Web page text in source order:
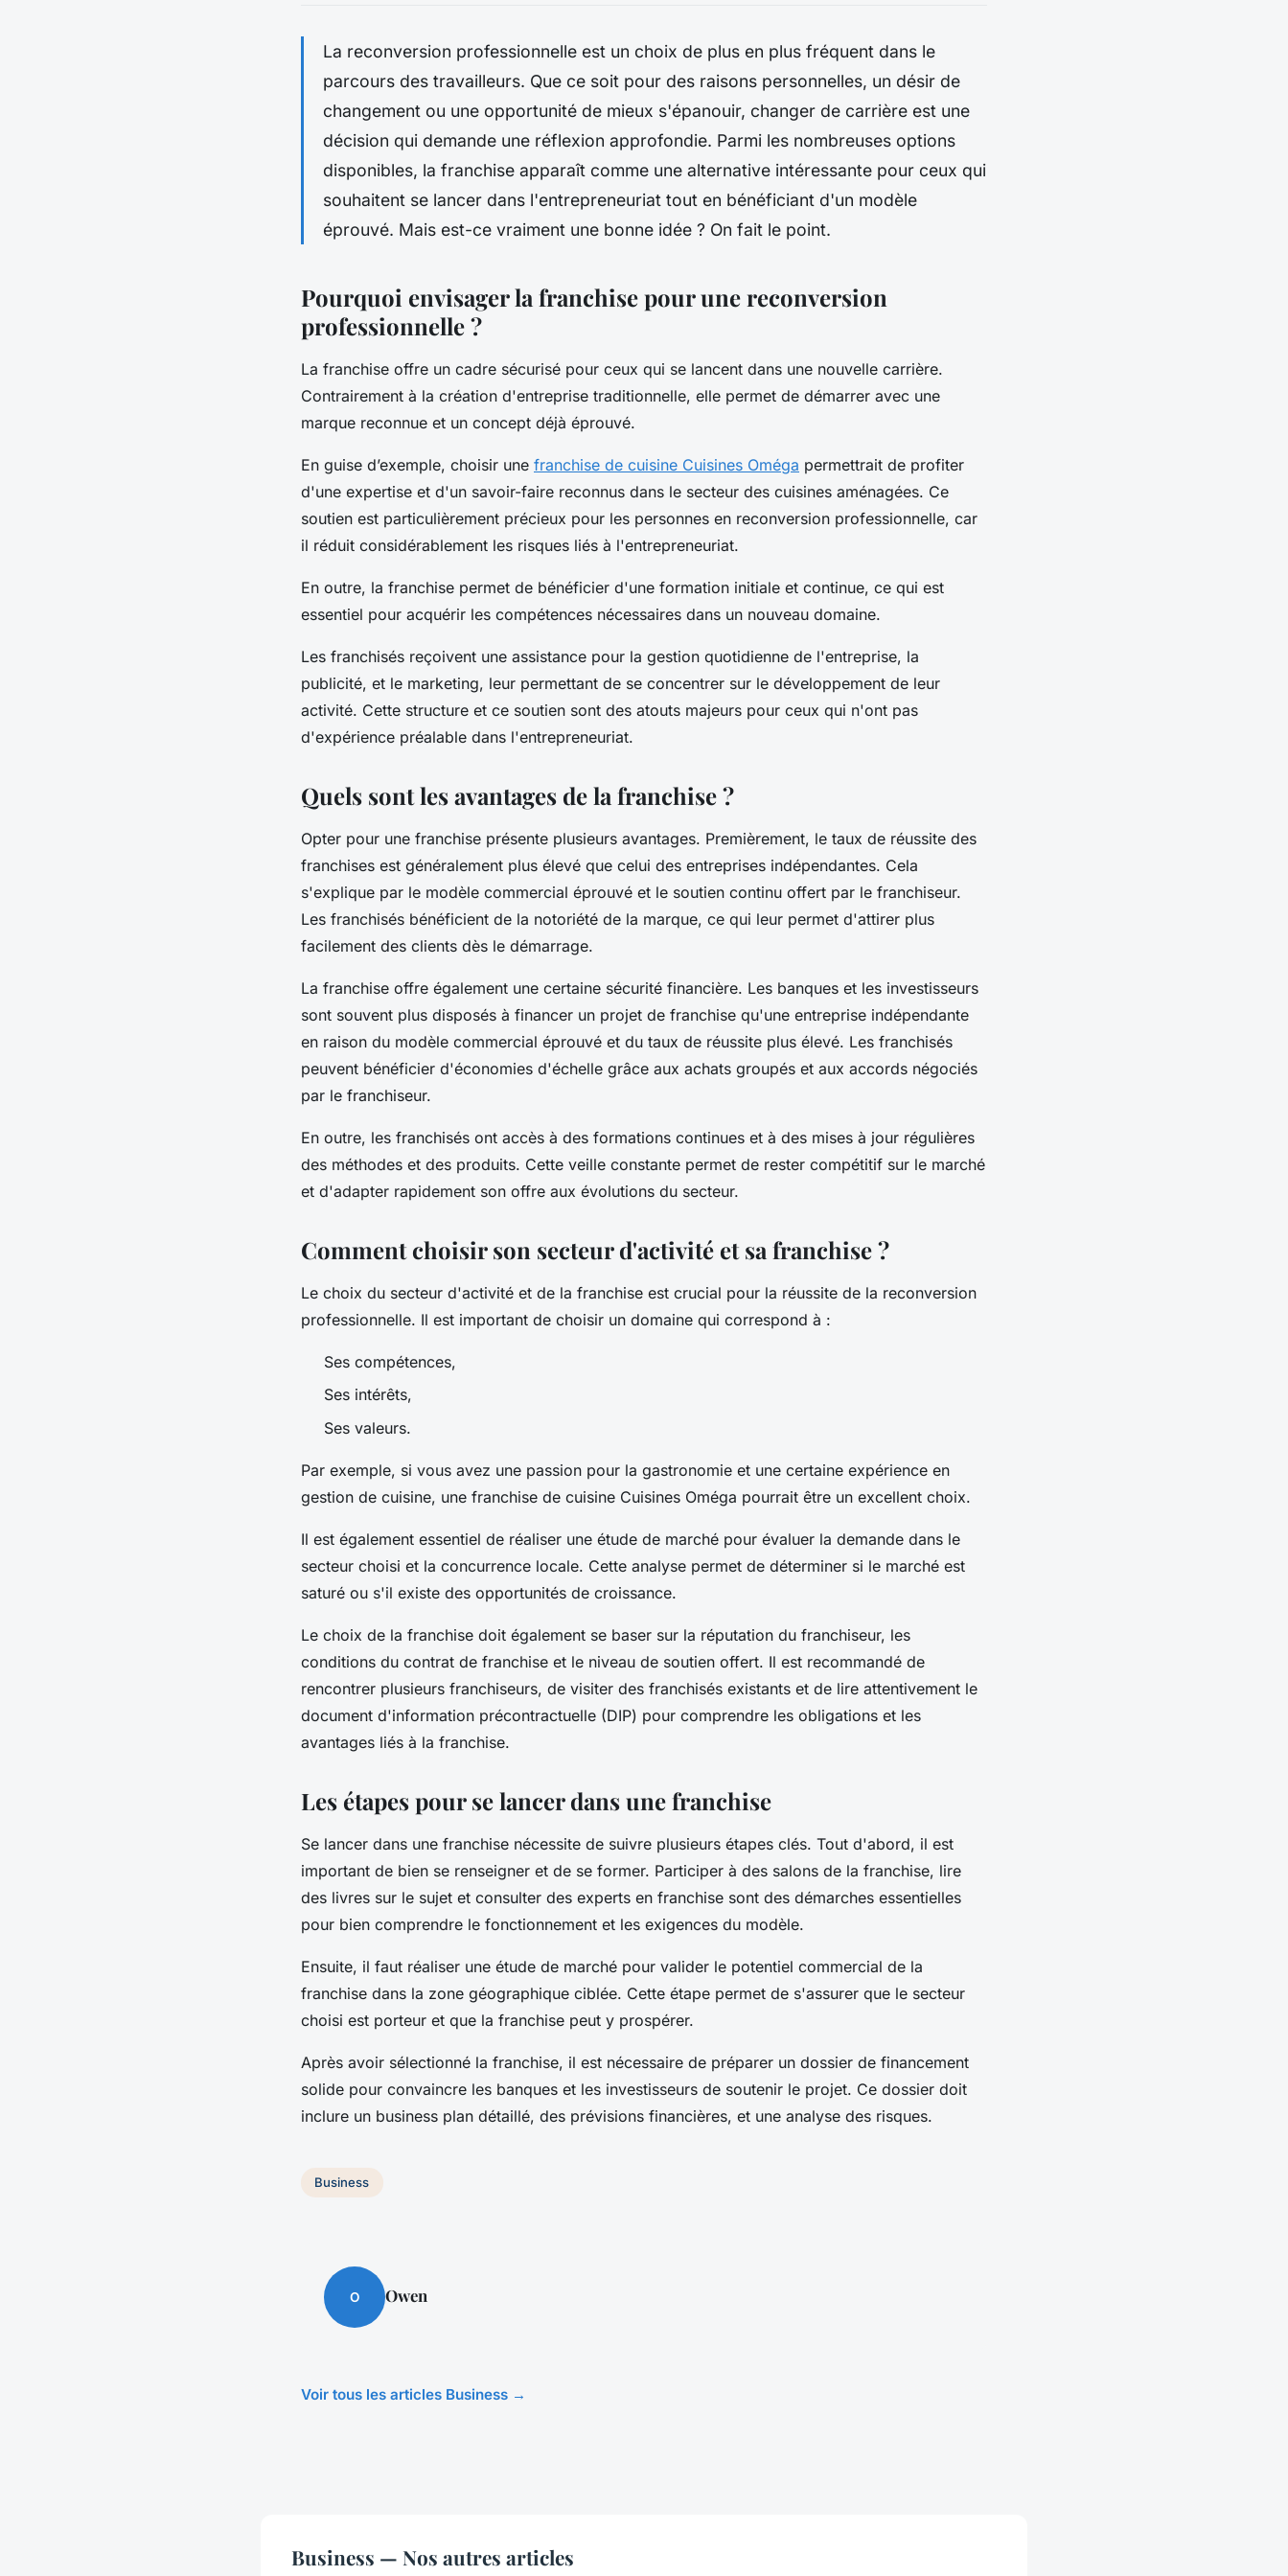
La reconversion professionnelle est un choix de plus en plus fréquent dans le
parcours des travailleurs. Que ce soit pour des raisons personnelles, un désir de
changement ou une opportunité de mieux s'épanouir, changer de carrière est une
décision qui demande une réflexion approfondie. Parmi les nombreuses options
disponibles, la franchise apparaît comme une alternative intéressante pour ceux qui
souhaitent se lancer dans l'entrepreneuriat tout en bénéficiant d'un modèle
éprouvé. Mais est-ce vraiment une bonne idée ? On fait le point.
Pourquoi envisager la franchise pour une reconversion
professionnelle ?
La franchise offre un cadre sécurisé pour ceux qui se lancent dans une nouvelle carrière.
Contrairement à la création d'entreprise traditionnelle, elle permet de démarrer avec une
marque reconnue et un concept déjà éprouvé.
En guise d’exemple, choisir une franchise de cuisine Cuisines Oméga permettrait de profiter
d'une expertise et d'un savoir-faire reconnus dans le secteur des cuisines aménagées. Ce
soutien est particulièrement précieux pour les personnes en reconversion professionnelle, car
il réduit considérablement les risques liés à l'entrepreneuriat.
En outre, la franchise permet de bénéficier d'une formation initiale et continue, ce qui est
essentiel pour acquérir les compétences nécessaires dans un nouveau domaine.
Les franchisés reçoivent une assistance pour la gestion quotidienne de l'entreprise, la
publicité, et le marketing, leur permettant de se concentrer sur le développement de leur
activité. Cette structure et ce soutien sont des atouts majeurs pour ceux qui n'ont pas
d'expérience préalable dans l'entrepreneuriat.
Quels sont les avantages de la franchise ?
Opter pour une franchise présente plusieurs avantages. Premièrement, le taux de réussite des
franchises est généralement plus élevé que celui des entreprises indépendantes. Cela
s'explique par le modèle commercial éprouvé et le soutien continu offert par le franchiseur.
Les franchisés bénéficient de la notoriété de la marque, ce qui leur permet d'attirer plus
facilement des clients dès le démarrage.
La franchise offre également une certaine sécurité financière. Les banques et les investisseurs
sont souvent plus disposés à financer un projet de franchise qu'une entreprise indépendante
en raison du modèle commercial éprouvé et du taux de réussite plus élevé. Les franchisés
peuvent bénéficier d'économies d'échelle grâce aux achats groupés et aux accords négociés
par le franchiseur.
En outre, les franchisés ont accès à des formations continues et à des mises à jour régulières
des méthodes et des produits. Cette veille constante permet de rester compétitif sur le marché
et d'adapter rapidement son offre aux évolutions du secteur.
Comment choisir son secteur d'activité et sa franchise ?
Le choix du secteur d'activité et de la franchise est crucial pour la réussite de la reconversion
professionnelle. Il est important de choisir un domaine qui correspond à :
Ses compétences,
Ses intérêts,
Ses valeurs.
Par exemple, si vous avez une passion pour la gastronomie et une certaine expérience en
gestion de cuisine, une franchise de cuisine Cuisines Oméga pourrait être un excellent choix.
Il est également essentiel de réaliser une étude de marché pour évaluer la demande dans le
secteur choisi et la concurrence locale. Cette analyse permet de déterminer si le marché est
saturé ou s'il existe des opportunités de croissance.
Le choix de la franchise doit également se baser sur la réputation du franchiseur, les
conditions du contrat de franchise et le niveau de soutien offert. Il est recommandé de
rencontrer plusieurs franchiseurs, de visiter des franchisés existants et de lire attentivement le
document d'information précontractuelle (DIP) pour comprendre les obligations et les
avantages liés à la franchise.
Les étapes pour se lancer dans une franchise
Se lancer dans une franchise nécessite de suivre plusieurs étapes clés. Tout d'abord, il est
important de bien se renseigner et de se former. Participer à des salons de la franchise, lire
des livres sur le sujet et consulter des experts en franchise sont des démarches essentielles
pour bien comprendre le fonctionnement et les exigences du modèle.
Ensuite, il faut réaliser une étude de marché pour valider le potentiel commercial de la
franchise dans la zone géographique ciblée. Cette étape permet de s'assurer que le secteur
choisi est porteur et que la franchise peut y prospérer.
Après avoir sélectionné la franchise, il est nécessaire de préparer un dossier de financement
solide pour convaincre les banques et les investisseurs de soutenir le projet. Ce dossier doit
inclure un business plan détaillé, des prévisions financières, et une analyse des risques.
Business
O Owen
Voir tous les articles Business →
Business — Nos autres articles